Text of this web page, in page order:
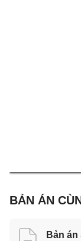
BẢN ÁN
Bản án